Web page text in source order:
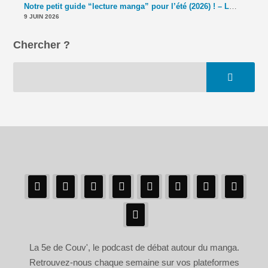
Notre petit guide “lecture manga” pour l’été (2026) ! – La 5e de Couv' – #5DC – Saison 11 épisode 39
9 JUIN 2026
Chercher ?
La 5e de Couv', le podcast de débat autour du manga.
Retrouvez-nous chaque semaine sur vos plateformes